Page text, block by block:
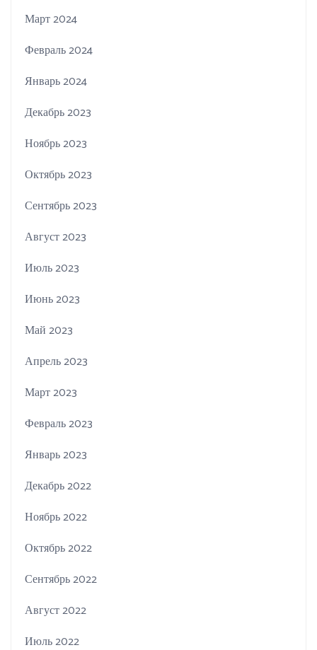
Март 2024
Февраль 2024
Январь 2024
Декабрь 2023
Ноябрь 2023
Октябрь 2023
Сентябрь 2023
Август 2023
Июль 2023
Июнь 2023
Май 2023
Апрель 2023
Март 2023
Февраль 2023
Январь 2023
Декабрь 2022
Ноябрь 2022
Октябрь 2022
Сентябрь 2022
Август 2022
Июль 2022